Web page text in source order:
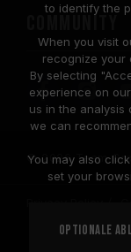
COMMUNITY
© 2026 Team
to identify the
When you visit
recognize your
By selecting
experience on
us in the
we can
You may also
set your
Optionale